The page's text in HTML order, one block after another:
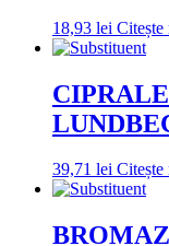
18,93 lei Citește
39,71 lei Citește